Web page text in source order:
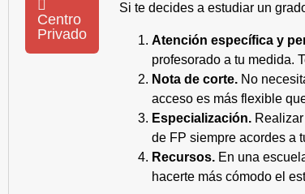
Centro
Privado
Si te decides a estudiar un
Atención específica y
profesorado a tu medida.
Nota de corte. No
acceso es más flexible
Especialización.
de FP siempre acordes a
Recursos. En una
hacerte más cómodo el